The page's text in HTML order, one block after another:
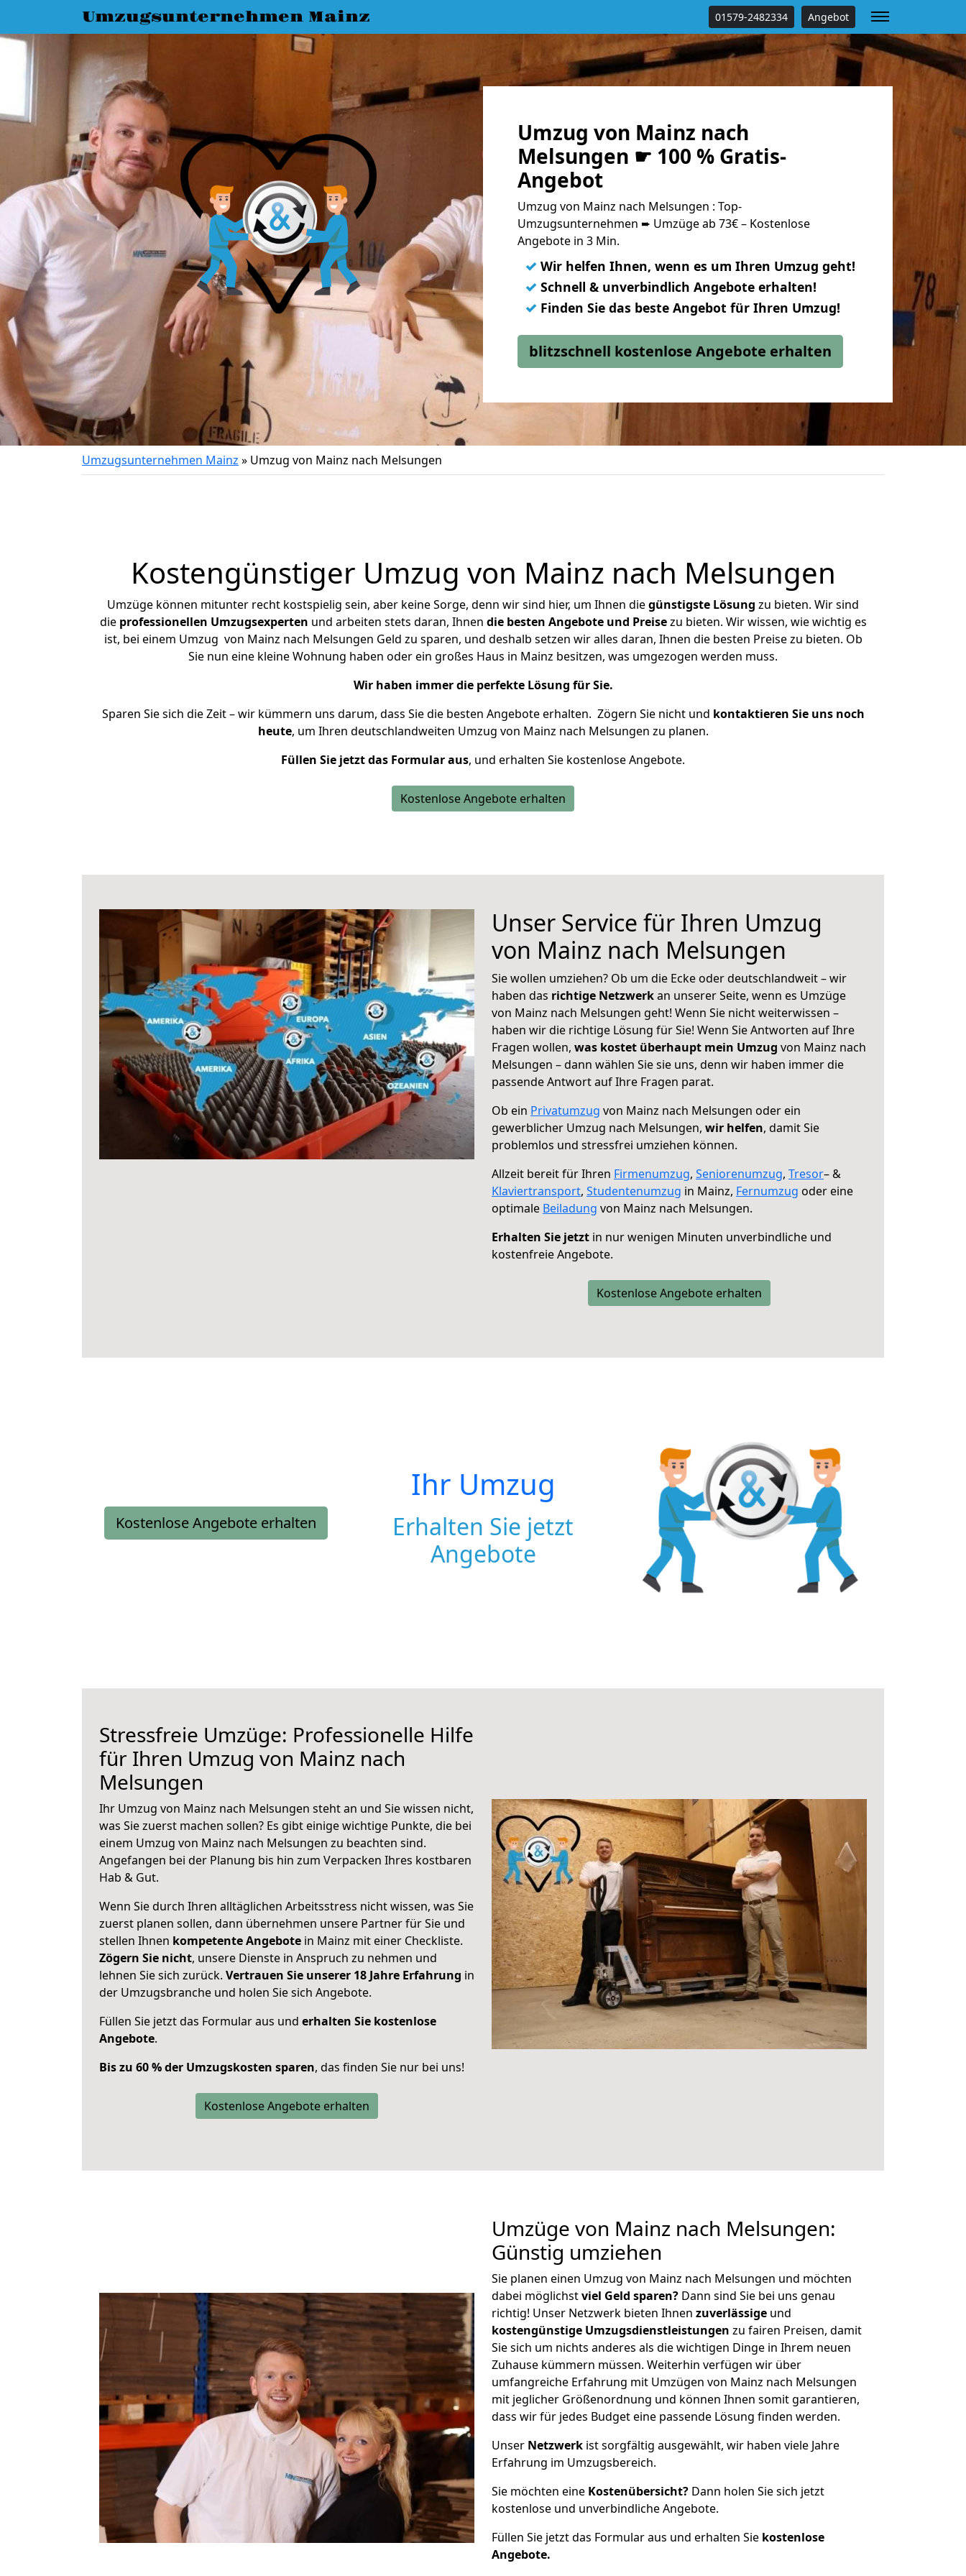
Umzugsunternehmen Mainz 01579-2482334 Angebot
Umzug von Mainz nach
Melsungen ☛ 100 % Gratis-
Angebot
Umzug von Mainz nach Melsungen : Top-
Umzugsunternehmen ➨ Umzüge ab 73€ – Kostenlose
Angebote in 3 Min.
✓ Wir helfen Ihnen, wenn es um Ihren Umzug geht!
✓ Schnell & unverbindlich Angebote erhalten!
✓ Finden Sie das beste Angebot für Ihren Umzug!
blitzschnell kostenlose Angebote erhalten
Umzugsunternehmen Mainz » Umzug von Mainz nach Melsungen
Kostengünstiger Umzug von Mainz nach Melsungen
Umzüge können mitunter recht kostspielig sein, aber keine Sorge, denn wir sind hier, um Ihnen diegünstigste Lösung zu bieten. Wir sind
die professionellen Umzugsexperten und arbeiten stets daran, Ihnen die besten Angebote und Preisezu bieten. Wir wissen, wie wichtig es
ist, bei einem Umzug von Mainz nach Melsungen Geld zu sparen, und deshalb setzen wir alles daran, Ihnen die besten Preise zu bieten. Ob
Sie nun eine kleine Wohnung haben oder ein großes Haus in Mainz besitzen, was umgezogen werden muss.
Wir haben immer die perfekte Lösung für Sie.
Sparen Sie sich die Zeit – wir kümmern uns darum, dass Sie die besten Angebote erhalten. Zögern Sie nicht und kontaktieren Sie uns noch
heute, um Ihren deutschlandweiten Umzug von Mainz nach Melsungen zu planen.
Füllen Sie jetzt das Formular aus, und erhalten Sie kostenlose Angebote.
Kostenlose Angebote erhalten
Unser Service für Ihren Umzug
von Mainz nach Melsungen
Sie wollen umziehen? Ob um die Ecke oder deutschlandweit – wir
haben das richtige Netzwerkan unserer Seite, wenn es Umzüge
von Mainz nach Melsungen geht! Wenn Sie nicht weiterwissen –
haben wir die richtige Lösung für Sie! Wenn Sie Antworten auf Ihre
Fragen wollen, was kostet überhaupt mein Umzug von Mainz nach
Melsungen – dann wählen Sie sie uns, denn wir haben immer die
passende Antwort auf Ihre Fragen parat.
Ob ein Privatumzug von Mainz nach Melsungen oder ein
gewerblicher Umzug nach Melsungen, wir helfen, damit Sie
problemlos und stressfrei umziehen können.
Allzeit bereit für Ihren Firmenumzug, Seniorenumzug, Tresor– &
Klaviertransport, Studentenumzug in Mainz, Fernumzug oder eine
optimale Beiladung von Mainz nach Melsungen.
Erhalten Sie jetzt in nur wenigen Minuten unverbindliche und
kostenfreie Angebote.
Kostenlose Angebote erhalten
Kostenlose Angebote erhalten
Ihr Umzug
Erhalten Sie jetzt
Angebote
Stressfreie Umzüge: Professionelle Hilfe
für Ihren Umzug von Mainz nach
Melsungen
Ihr Umzug von Mainz nach Melsungen steht an und Sie wissen nicht,
was Sie zuerst machen sollen? Es gibt einige wichtige Punkte, die bei
einem Umzug von Mainz nach Melsungen zu beachten sind.
Angefangen bei der Planung bis hin zum Verpacken Ihres kostbaren
Hab & Gut.
Wenn Sie durch Ihren alltäglichen Arbeitsstress nicht wissen, was Sie
zuerst planen sollen, dann übernehmen unsere Partner für Sie und
stellen Ihnen kompetente Angebote in Mainz mit einer Checkliste.
Zögern Sie nicht, unsere Dienste in Anspruch zu nehmen und
lehnen Sie sich zurück. Vertrauen Sie unserer 18 Jahre Erfahrung in
der Umzugsbranche und holen Sie sich Angebote.
Füllen Sie jetzt das Formular aus und erhalten Sie kostenlose
Angebote.
Bis zu 60 % der Umzugskosten sparen, das finden Sie nur bei uns!
Kostenlose Angebote erhalten
Umzüge von Mainz nach Melsungen:
Günstig umziehen
Sie planen einen Umzug von Mainz nach Melsungen und möchten
dabei möglichstviel Geld sparen? Dann sind Sie bei uns genau
richtig! Unser Netzwerk bieten Ihnen zuverlässige und
kostengünstige Umzugsdienstleistungen zu fairen Preisen, damit
Sie sich um nichts anderes als die wichtigen Dinge in Ihrem neuen
Zuhause kümmern müssen. Weiterhin verfügen wir über
umfangreiche Erfahrung mit Umzügen von Mainz nach Melsungen
mit jeglicher Größenordnung und können Ihnen somit garantieren,
dass wir für jedes Budget eine passende Lösung finden werden.
Unser Netzwerk ist sorgfältig ausgewählt, wir haben viele Jahre
Erfahrung im Umzugsbereich.
Sie möchten eine Kostenübersicht? Dann holen Sie sich jetzt
kostenlose und unverbindliche Angebote.
Füllen Sie jetzt das Formular aus und erhalten Sie kostenlose
Angebote.